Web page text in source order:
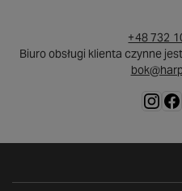
+48 732
Biuro obsługi klienta czynne